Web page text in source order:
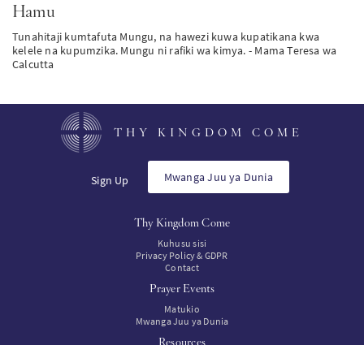
Hamu
Tunahitaji kumtafuta Mungu, na hawezi kuwa kupatikana kwa
kelele na kupumzika. Mungu ni rafiki wa kimya. - Mama Teresa wa
Calcutta
THY KINGDOM COME
Sign Up Mwanga Juu ya Dunia
Thy Kingdom Come
Kuhusu sisi
Privacy Policy & GDPR
Contact
Prayer Events
Matukio
Mwanga Juu ya Dunia
Resources